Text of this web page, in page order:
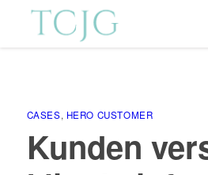
CASES, HERO CUSTOMER
Kunden